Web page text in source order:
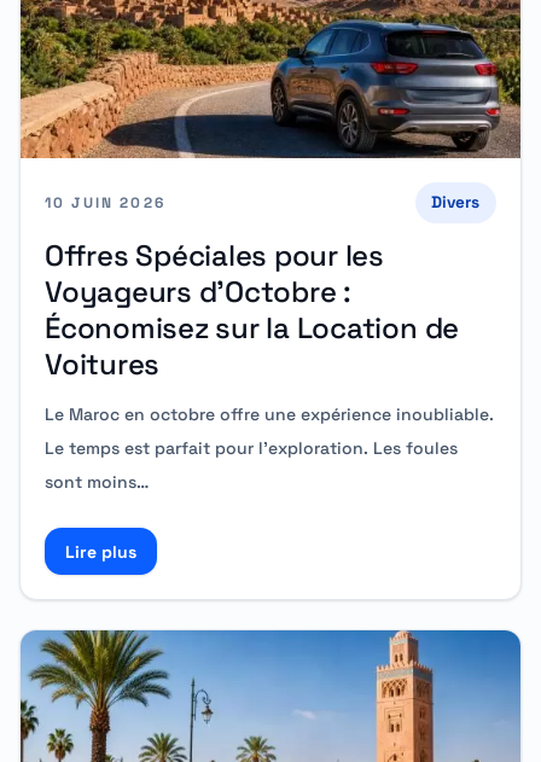
10 JUIN 2026 Divers
Offres Spéciales pour les
Voyageurs d’Octobre :
Économisez sur la Location de
Voitures
Le Maroc en octobre offre une expérience inoubliable.
Le temps est parfait pour l’exploration. Les foules
sont moins…
Lire plusRead more about Offres Spéciales pour les